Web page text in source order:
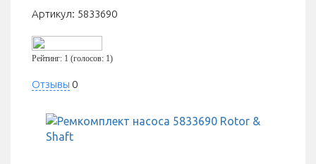
Артикул: 5833690
Рейтинг: 1 (голосов: 1)
Отзывы 0